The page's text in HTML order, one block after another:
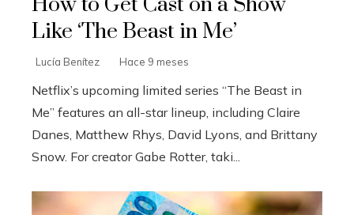
Like ‘The Beast in Me’
Lucía Benítez Hace 9 meses
Netflix’s upcoming limited series “The Beast in
Me” features an all-star lineup, including Claire
Danes, Matthew Rhys, David Lyons, and Brittany
Snow. For creator Gabe Rotter, taki...